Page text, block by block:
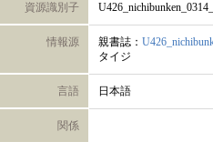
資源識別子
情報源 親書誌：
タイジ
言語 日本語
関係